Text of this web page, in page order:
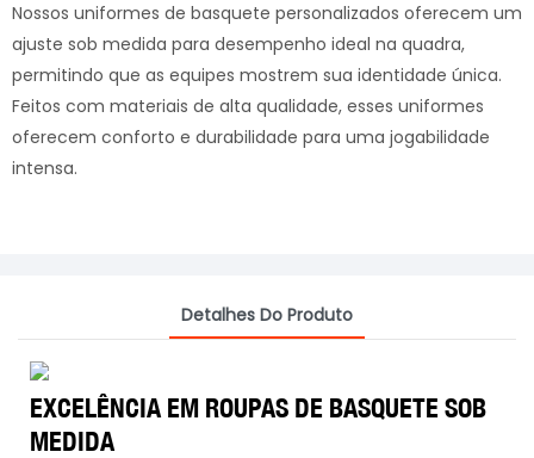
Nossos uniformes de basquete personalizados oferecem um
ajuste sob medida para desempenho ideal na quadra,
permitindo que as equipes mostrem sua identidade única.
Feitos com materiais de alta qualidade, esses uniformes
oferecem conforto e durabilidade para uma jogabilidade
intensa.
Detalhes Do Produto
EXCELÊNCIA EM ROUPAS DE BASQUETE SOB
MEDIDA